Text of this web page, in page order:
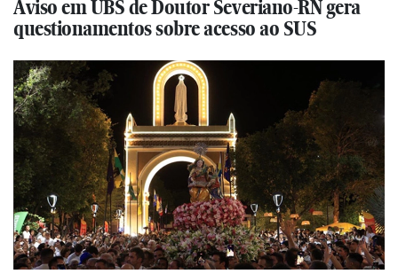
Aviso em UBS de Doutor Severiano-RN gera
questionamentos sobre acesso ao SUS